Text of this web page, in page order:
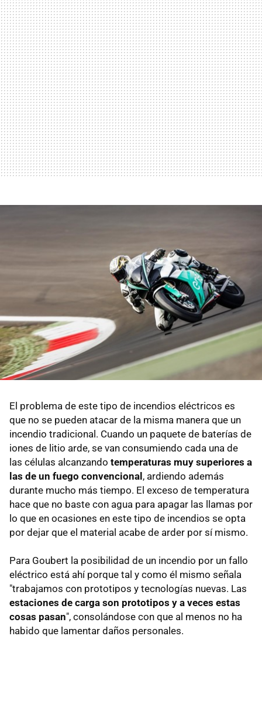
El problema de este tipo de incendios eléctricos es
que no se pueden atacar de la misma manera que un
incendio tradicional. Cuando un paquete de baterías de
iones de litio arde, se van consumiendo cada una de
las células alcanzando temperaturas muy superiores a
las de un fuego convencional , ardiendo además
durante mucho más tiempo. El exceso de temperatura
hace que no baste con agua para apagar las llamas por
lo que en ocasiones en este tipo de incendios se opta
por dejar que el material acabe de arder por sí mismo.
Para Goubert la posibilidad de un incendio por un fallo
eléctrico está ahí porque tal y como él mismo señala
"trabajamos con prototipos y tecnologías nuevas. Las
estaciones de carga son prototipos y a veces estas
cosas pasan", consolándose con que al menos no ha
habido que lamentar daños personales.